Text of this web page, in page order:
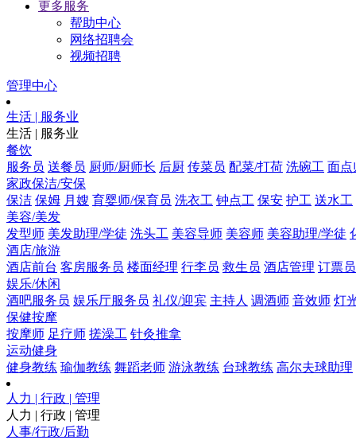
更多服务
帮助中心
网络招聘会
视频招聘
管理中心
生活 | 服务业
生活 | 服务业
餐饮
服务员 送餐员 厨师/厨师长 后厨 传菜员 配菜/打荷 洗碗工 面点
家政保洁/安保
保洁 保姆 月嫂 育婴师/保育员 洗衣工 钟点工 保安 护工 送水工
美容/美发
发型师 美发助理/学徒 洗头工 美容导师 美容师 美容助理/学徒
酒店/旅游
酒店前台 客房服务员 楼面经理 行李员 救生员 酒店管理 订票员
娱乐/休闲
酒吧服务员 娱乐厅服务员 礼仪/迎宾 主持人 调酒师 音效师 灯
保健按摩
按摩师 足疗师 搓澡工 针灸推拿
运动健身
健身教练 瑜伽教练 舞蹈老师 游泳教练 台球教练 高尔夫球助理
人力 | 行政 | 管理
人力 | 行政 | 管理
人事/行政/后勤